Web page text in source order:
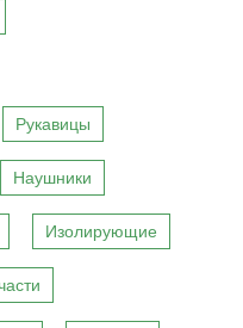
Рукавицы
Наушники
Изолирующие